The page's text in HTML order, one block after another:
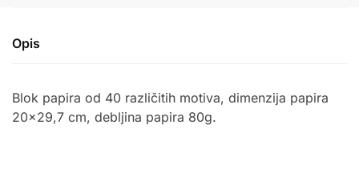
količina
Opis
Blok papira od 40 različitih motiva, dimenzija papira
20×29,7 cm, debljina papira 80g.